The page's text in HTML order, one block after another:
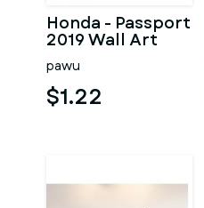
Honda - Passport
2019 Wall Art
pawu
$1.22